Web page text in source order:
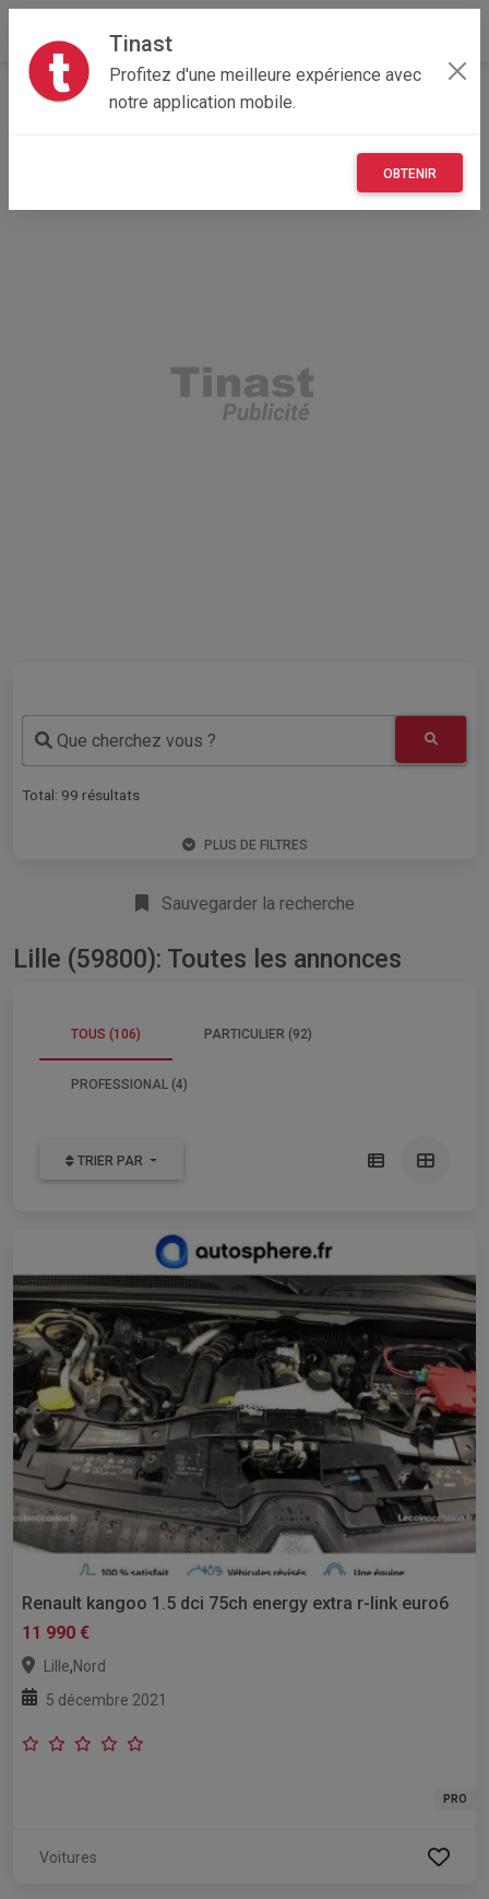
Tinast
Profitez d'une meilleure expérience avec
notre application mobile.
OBTENIR
Accueil Recherche Hauts-de-France
Que cherchez vous ?
Total: 99 résultats
PLUS DE FILTRES
Sauvegarder la recherche
Lille (59800): Toutes les annonces
TOUS (106) PARTICULIER (92)
PROFESSIONAL (4)
TRIER PAR
Renault kangoo 1.5 dci 75ch energy extra r-link euro6
11 990 €
Lille,Nord
5 décembre 2021
PRO
Voitures